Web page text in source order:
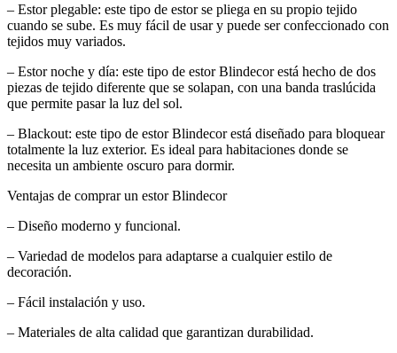
– Estor plegable: este tipo de estor se pliega en su propio tejido
cuando se sube. Es muy fácil de usar y puede ser confeccionado con
tejidos muy variados.
– Estor noche y día: este tipo de estor Blindecor está hecho de dos
piezas de tejido diferente que se solapan, con una banda traslúcida
que permite pasar la luz del sol.
– Blackout: este tipo de estor Blindecor está diseñado para bloquear
totalmente la luz exterior. Es ideal para habitaciones donde se
necesita un ambiente oscuro para dormir.
Ventajas de comprar un estor Blindecor
– Diseño moderno y funcional.
– Variedad de modelos para adaptarse a cualquier estilo de
decoración.
– Fácil instalación y uso.
– Materiales de alta calidad que garantizan durabilidad.